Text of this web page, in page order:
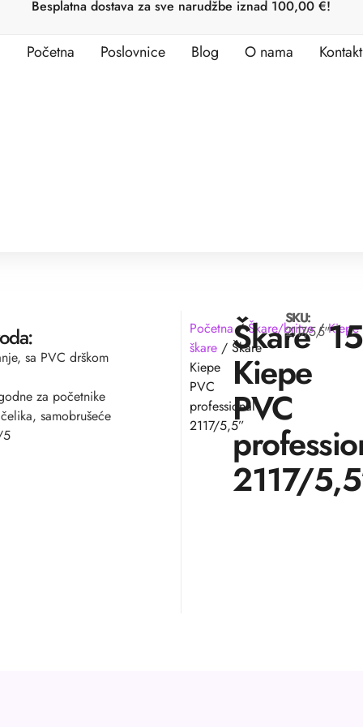
Besplatna dostava za sve narudžbe iznad 100,00 €!
Početna Poslovnice Blog O nama Kontakt
sa PVC drškom
za početnike
samobrušeće
5
Početna/Škare/britve/Kiepe
škare / Škare
Kiepe
PVC
professional
2117/5,5”
Škare
Kiepe
PVC
2117/
SKU:
2117/5,5''